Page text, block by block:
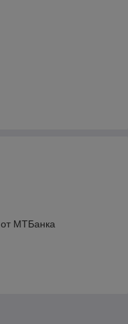
МТБанка